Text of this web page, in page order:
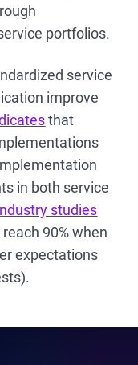
portfolios.
service
improve
that
in both service
studies
90% when
expectations